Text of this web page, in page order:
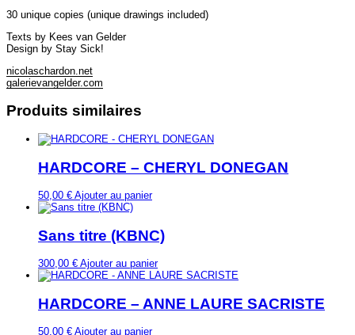
30 unique copies (unique drawings included)
Texts by Kees van Gelder
Design by Stay Sick!
nicolaschardon.net
galerievangelder.com
Produits similaires
HARDCORE – CHERYL DONEGAN
50,00 € Ajouter au panier
Sans titre (KBNC)
300,00 € Ajouter au panier
HARDCORE – ANNE LAURE SACRISTE
50,00 € Ajouter au panier